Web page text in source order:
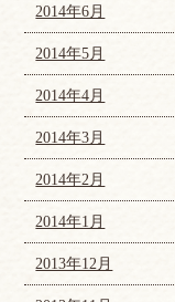
2014年6月
2014年5月
2014年4月
2014年3月
2014年2月
2014年1月
2013年12月